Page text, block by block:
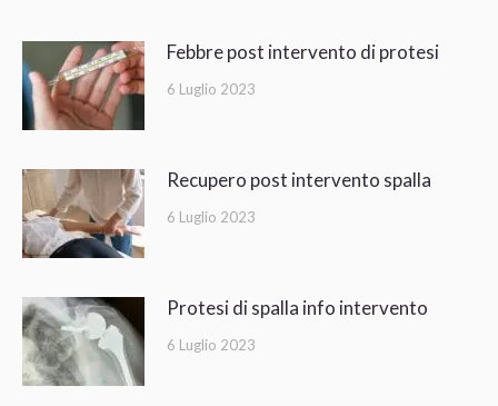
Febbre post intervento di protesi
6 Luglio 2023
Recupero post intervento spalla
6 Luglio 2023
Protesi di spalla info intervento
6 Luglio 2023